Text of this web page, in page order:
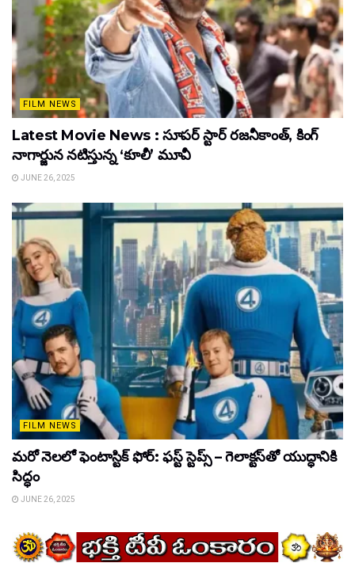
FILM NEWS
Latest Movie News : సూపర్ స్టార్ రజనీకాంత్, కింగ్
నాగార్జున నటిస్తున్న ‘కూలీ’ మూవీ
JUNE 26, 2025
FILM NEWS
మరో నెలలో ఫెంటాస్టిక్ ఫోర్: ఫస్ట్ స్టెప్స్ – గెలాక్టస్‌తో యుద్ధానికి
సిద్ధం
JUNE 26, 2025